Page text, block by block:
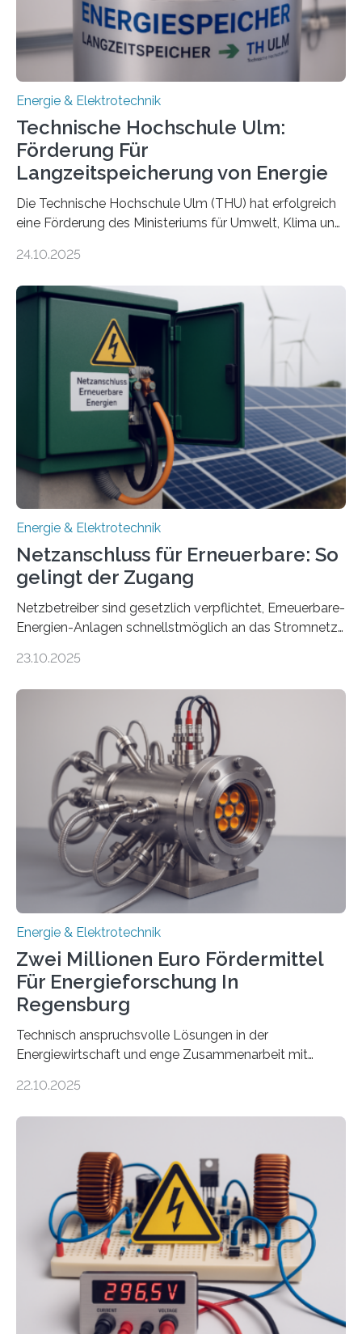
Energie & Elektrotechnik
Technische Hochschule Ulm:
Förderung Für
Langzeitspeicherung von Energie
Die Technische Hochschule Ulm (THU) hat erfolgreich
eine Förderung des Ministeriums für Umwelt, Klima und
Forschungsprojekt „LAGER – Langzeitspeicherung in
Quartieren“ eingeworben. Ziel des Projekts ist die
Entwicklung, Erprobung und Demonstration von
Konzepten zur langfristigen Energiespeicherung in
sektorübergreifend vernetzten Energiesystemen. Das
Projekt startete am 15. Oktober 2025, hat eine Laufzeit
von drei Jahren und ein Gesamtvolumen von rund 2,9
Millionen Euro, wovon 2,6 Millionen Euro durch das
Ministerium für Umwelt, Klima und…
24.10.2025
Energie & Elektrotechnik
Netzanschluss für Erneuerbare: So
gelingt der Zugang
Netzbetreiber sind gesetzlich verpflichtet, Erneuerbare-
Energien-Anlagen schnellstmöglich an das Stromnetz
ermöglichen. Doch der dafür nötige Netzausbau hinkt
einem „Anschlussstau“. Die Stiftung
Umweltenergierecht hat den Rechtsrahmen in einem
neuen Bericht für die Praxis eingeordnet – inklusive der
Rolle von flexiblen Netzanschlussvereinbarungen. Der
Netzanschluss von Erneuerbare-Energien-Anlagen
(EE-Anlagen) ist entscheidend für die Energiewende.
Denn ohne Anschluss an das Netz kann kein Strom
eingespeist werden. Nach dem Erneuerbare-Energien-
Gesetz (EEG) sind Netzbetreiber…
23.10.2025
Energie & Elektrotechnik
Zwei Millionen Euro Fördermittel
Für Energieforschung In
Regensburg
Technisch anspruchsvolle Lösungen in der
Energiewirtschaft und enge Zusammenarbeit mit
neuen EU-geförderten Transfer-Projekte zu
Energietechnologien werden vom Europäischen
Sozialfonds Plus (ESF+) gefördert – mit einer
Gesamtsumme von mehr als zwei Millionen Euro.
Damit zählt die Hochschule zu den großen
Gewinnerinnen der aktuellen Förderrunde des
Bayerischen Wissenschaftsministeriums. Im
Mittelpunkt steht der direkte Wissenstransfer: Neue
wissenschaftliche Erkenntnisse sollen rasch in die
22.10.2025